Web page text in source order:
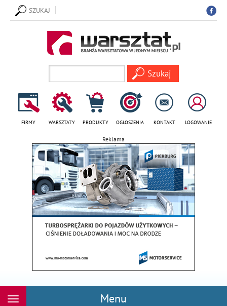
SZUKAJ
FIRMY WARSZTATY PRODUKTY OGŁOSZENIA KONTAKT LOGOWANIE
Reklama
Menu
Rozwiń